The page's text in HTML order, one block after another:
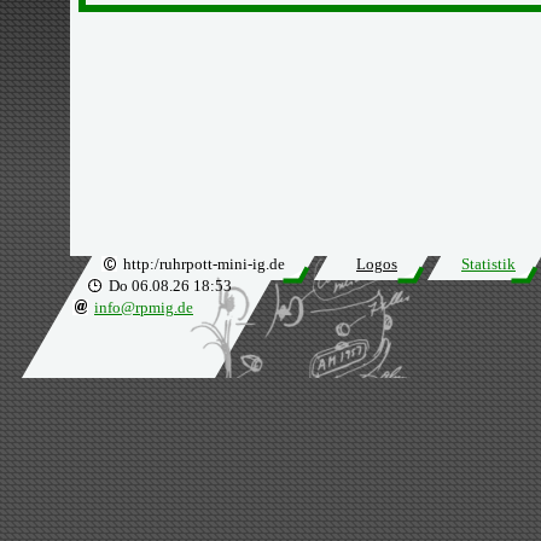
http:/ruhrpott-mini-ig.de Logos Statistik
Do 06.08.26 18:53
info@rpmig.de